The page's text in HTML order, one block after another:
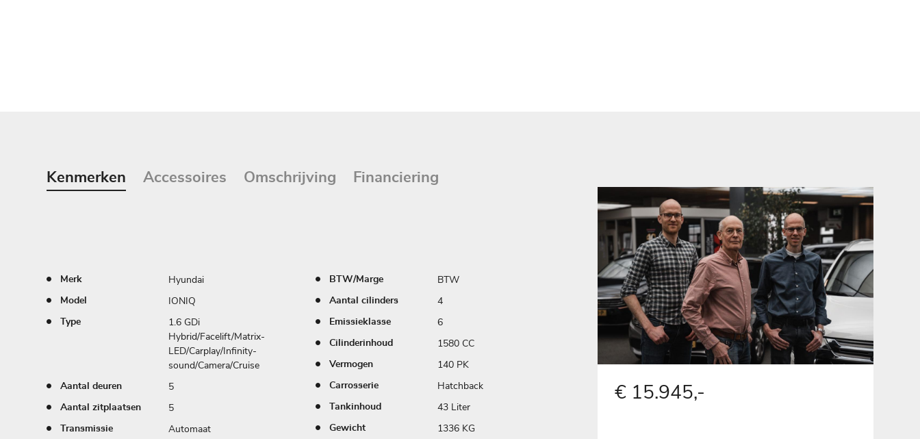
Kenmerken Accessoires Omschrijving Financiering
Merk Hyundai
Model IONIQ
Type
1.6 GDi
Hybrid/Facelift/Matrix-
LED/Carplay/Infinity-
sound/Camera/Cruise
Aantal deuren 5
Aantal zitplaatsen 5
Transmissie Automaat
BTW/Marge BTW
Aantal cilinders 4
Emissieklasse 6
Cilinderinhoud 1580 CC
Vermogen 140 PK
Carrosserie Hatchback
Tankinhoud 43 Liter
Gewicht 1336 KG
€ 15.945,-